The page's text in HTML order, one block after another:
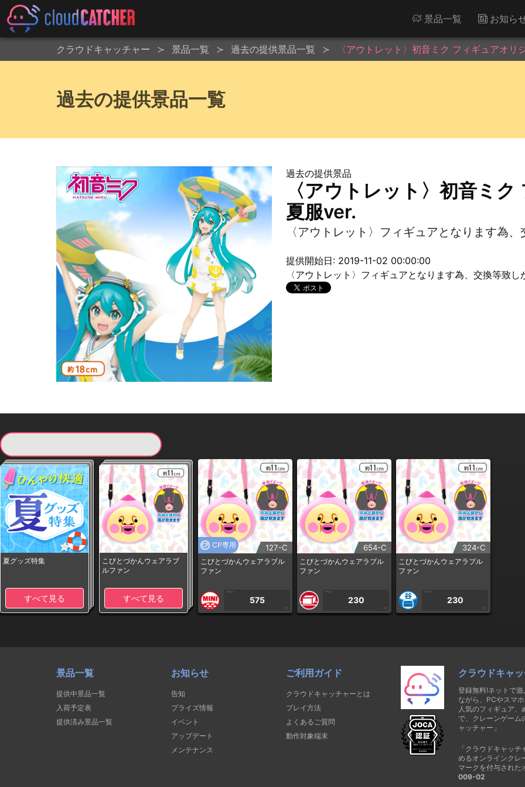
景品一覧 お知ら
クラウドキャッチャー 景品一覧 過去の提供景品一覧 〈アウトレット〉初音ミク フィギュアオリ
過去の提供景品一覧
過去の提供景品
〈アウトレット〉初音ミ
夏服ver.
〈アウトレット〉フィギュアとなります為、
提供開始日: 2019-11-02 00:00:00
〈アウトレット〉フィギュアとなります為、交換等致し
夏グッズ特集
すべて見る
こびとづかんウェアラブ
ルファン
すべて見る
CP専用 127-C
こびとづかんウェアラブル
ファン
1PLAY
575
CP
654-C
こびとづかんウェアラブル
ファン
1PLAY
230
CP
324-C
こびとづかんウェアラブル
ファン
1PLAY
230
CP
景品一覧
提供中景品一覧
入荷予定表
提供済み景品一覧
お知らせ
告知
プライズ情報
イベント
アップデート
メンテナンス
ご利用ガイド
クラウドキャッチャーとは
プレイ方法
よくあるご質問
動作対象端末
クラウドキャ
登録無料!ネットで
ながら、PCやスマ
人気のフィギュア
で、クレーンゲーム
ャッチャー」
「クラウドキャッ
めるオンラインクレ
マークを付与された
009-02